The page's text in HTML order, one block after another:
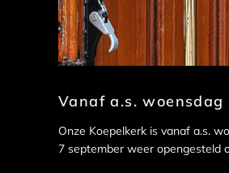
Vanaf a.s.
Onze Koepelkerk is vanaf a.s.
7 september weer opengesteld